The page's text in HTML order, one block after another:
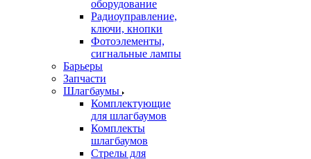
оборудование
Радиоуправление,
ключи, кнопки
Фотоэлементы,
сигнальные лампы
Барьеры
Запчасти
Шлагбаумы
Комплектующие
для шлагбаумов
Комплекты
шлагбаумов
Стрелы для